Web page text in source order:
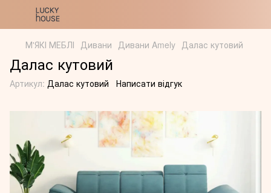
М'ЯКІ МЕБЛІ Дивани Дивани Amely Далас кутовий
Далас кутовий
Артикул: Далас кутовий Написати відгук